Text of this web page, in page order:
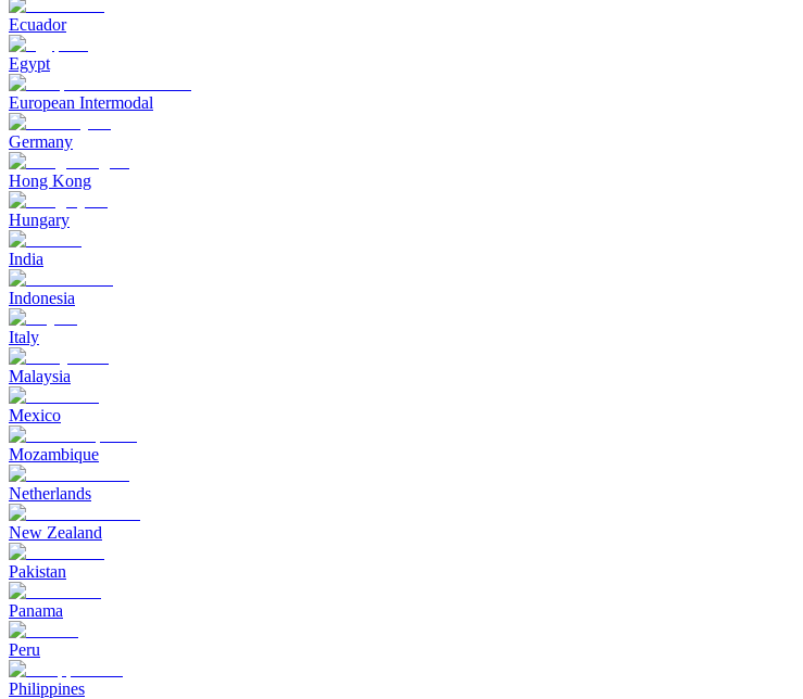
Ecuador
Egypt
European Intermodal
Germany
Hong Kong
Hungary
India
Indonesia
Italy
Malaysia
Mexico
Mozambique
Netherlands
New Zealand
Pakistan
Panama
Peru
Philippines